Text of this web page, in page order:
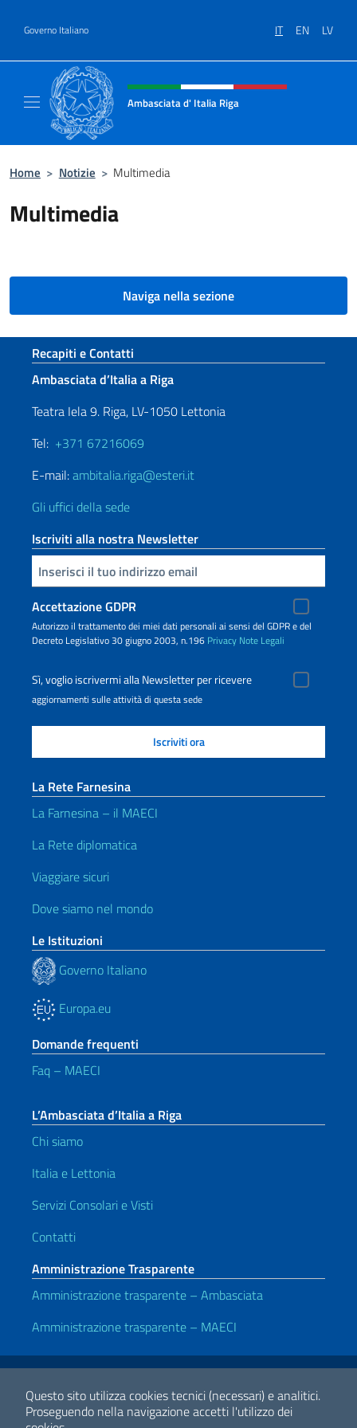
Questo sito utilizza cookies tecnici (necessari) e analitici.
Proseguendo nella navigazione accetti l'utilizzo dei
Governo Italiano IT EN LV
Intestazione sito, social e menù
Ambasciata d' Italia Riga
Home > Notizie > Multimedia
Multimedia
Naviga nella sezione
Sezione footer
Recapiti e Contatti
Ambasciata d’Italia a Riga
Teatra Iela 9. Riga, LV-1050 Lettonia
Tel: +371 67216069
E-mail:ambitalia.riga@esteri.it
Gli uffici della sede
Iscriviti alla nostra Newsletter
Inserisci la tua email
Accettazione GDPR
Autorizzo il trattamento dei miei dati personali ai sensi del GDPR e del
Decreto Legislativo 30 giugno 2003, n.196 Privacy Note Legali
Sì, voglio iscrivermi alla Newsletter per ricevere
aggiornamenti sulle attività di questa sede
La Rete Farnesina
La Farnesina – il MAECI
La Rete diplomatica
Viaggiare sicuri
Dove siamo nel mondo
Le Istituzioni
Governo Italiano
Europa.eu
Domande frequenti
Faq – MAECI
L’Ambasciata d’Italia a Riga
Chi siamo
Italia e Lettonia
Servizi Consolari e Visti
Contatti
Amministrazione Trasparente
Amministrazione trasparente – Ambasciata
Amministrazione trasparente – MAECI
Link Utili